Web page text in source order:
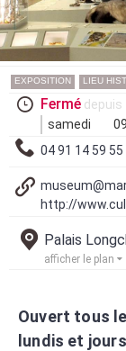
EXPOSITION LIEU
Fermé depuis
samedi
04 91 14 59 55
http://
Palais
afficher le plan
Ouvert tous
lundis et